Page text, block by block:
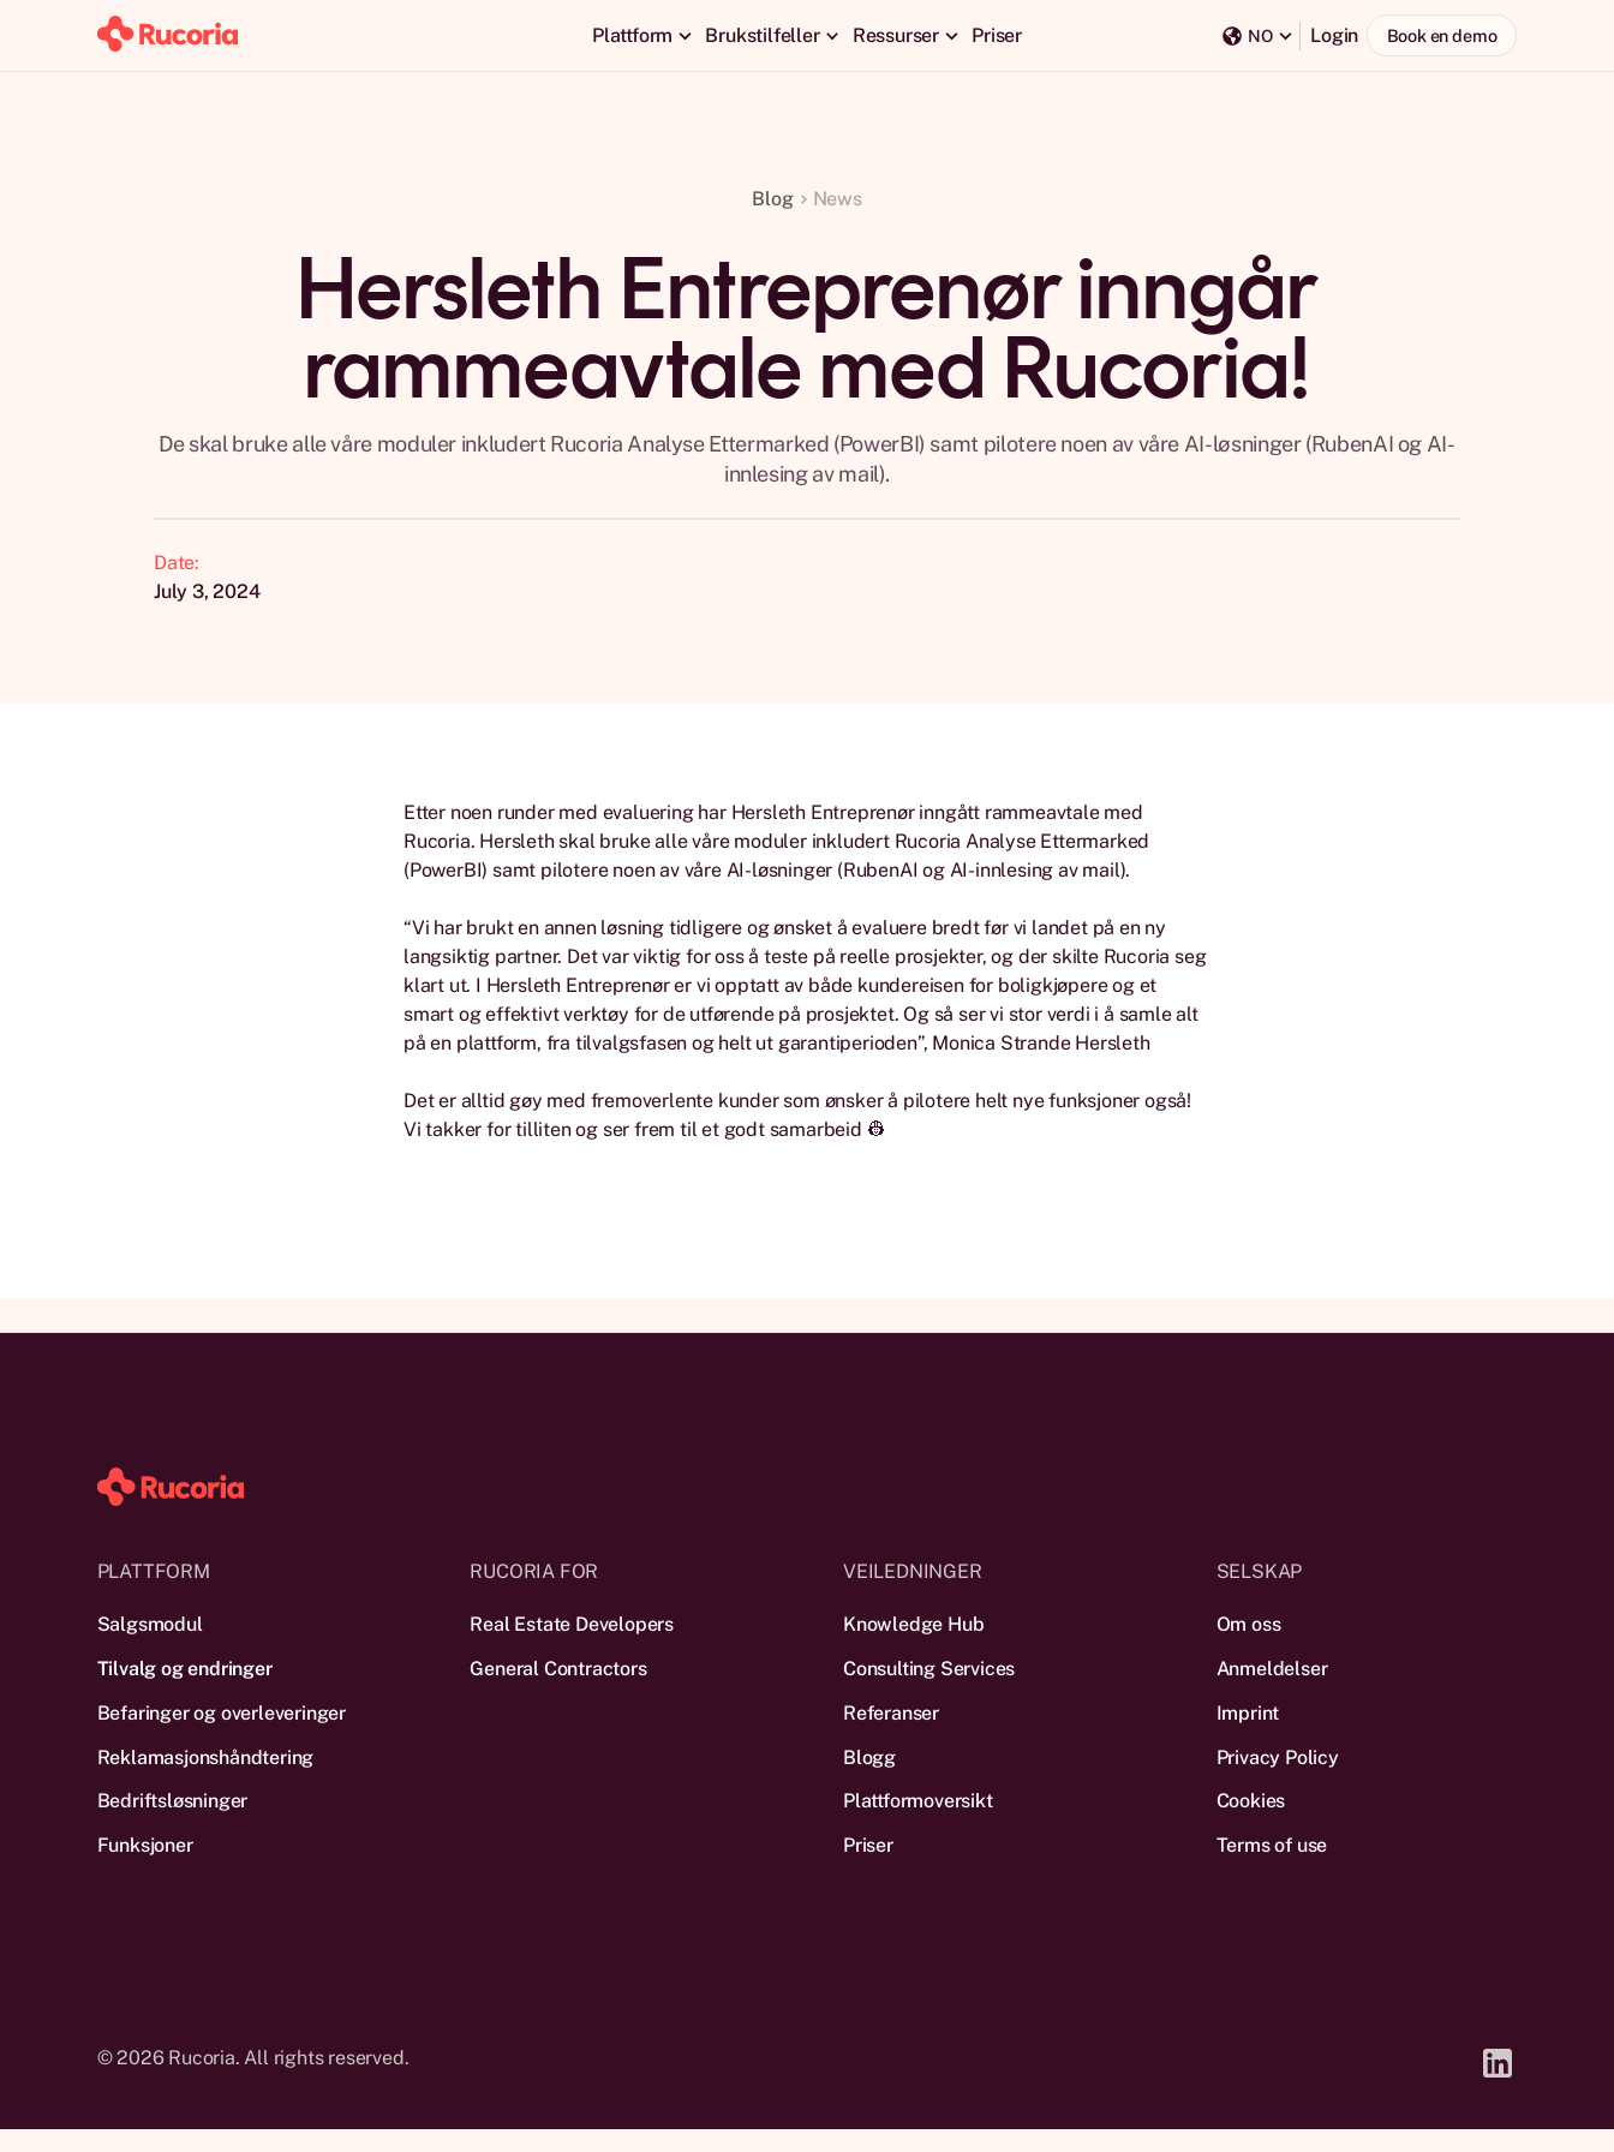
Plattform Brukstilfeller Ressurser Priser NO Login Book en demo
Blog News
Hersleth Entreprenør inngår
rammeavtale med Rucoria!
De skal bruke alle våre moduler inkludert Rucoria Analyse Ettermarked (PowerBI) samt pilotere noen av våre AI-løsninger (RubenAI og AI-
innlesing av mail).
Date:
July 3, 2024
Etter noen runder med evaluering har Hersleth Entreprenør inngått rammeavtale med
Rucoria. Hersleth skal bruke alle våre moduler inkludert Rucoria Analyse Ettermarked
(PowerBI) samt pilotere noen av våre AI-løsninger (RubenAI og AI-innlesing av mail).
“Vi har brukt en annen løsning tidligere og ønsket å evaluere bredt før vi landet på en ny
langsiktig partner. Det var viktig for oss å teste på reelle prosjekter, og der skilte Rucoria seg
klart ut. I Hersleth Entreprenør er vi opptatt av både kundereisen for boligkjøpere og et
smart og effektivt verktøy for de utførende på prosjektet. Og så ser vi stor verdi i å samle alt
på en plattform, fra tilvalgsfasen og helt ut garantiperioden”, Monica Strande Hersleth
Det er alltid gøy med fremoverlente kunder som ønsker å pilotere helt nye funksjoner også!
Vi takker for tilliten og ser frem til et godt samarbeid 👷
PLATTFORM
Salgsmodul
Tilvalg og endringer
Befaringer og overleveringer
Reklamas­jonshåndtering
Bedriftsløsninger
Funksjoner
RUCORIA FOR
Real Estate Developers
General Contractors
VEILEDNINGER
Knowledge Hub
Consulting Services
Referanser
Blogg
Plattform­oversikt
Priser
SELSKAP
Om oss
Anmeldelser
Imprint
Privacy Policy
Cookies
Terms of use
©2026Rucoria. All rights reserved.